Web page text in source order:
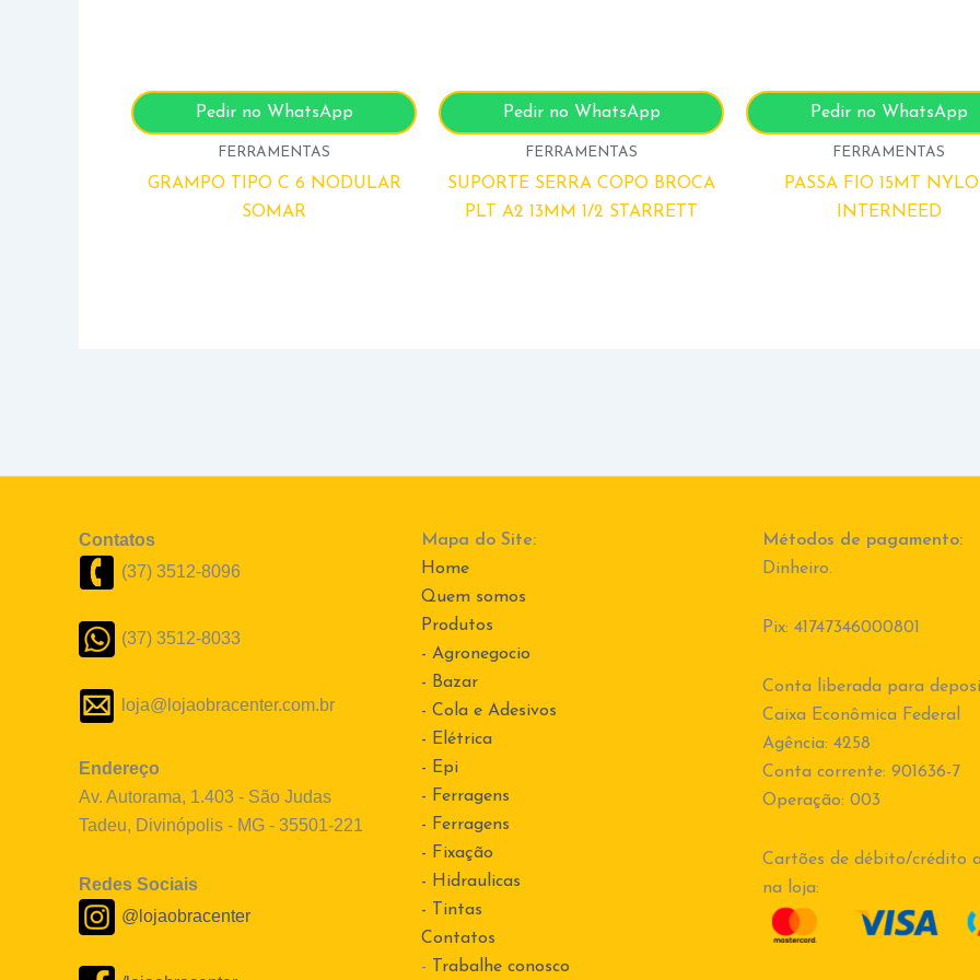
Pedir no WhatsApp
FERRAMENTAS
GRAMPO TIPO C 6 NODULAR
SOMAR
Pedir no WhatsApp
FERRAMENTAS
SUPORTE SERRA COPO BROCA
PLT A2 13MM 1/2 STARRETT
Pedir no WhatsApp
FERRAMENTAS
PASSA FIO 15MT
INTERNEED
Contatos
(37) 3512-8096
(37) 3512-8033
loja@lojaobracenter.com.br
Endereço
Av. Autorama, 1.403 - São Judas
Tadeu, Divinópolis - MG - 35501-221
Redes Sociais
@lojaobracenter
Mapa do Site:
Home
Quem somos
Produtos
- Agronegocio
- Bazar
- Cola e Adesivos
- Elétrica
- Epi
- Ferragens
- Ferragens
- Fixação
- Hidraulicas
- Tintas
Contatos
-
Trabalhe conosco
Métodos de pagamento:
Dinheiro.
Pix: 41747346000801
Conta liberada para
Caixa Econômica Federal
Agência: 4258
Conta corrente: 901636-7
Operação: 003
Cartões de débito/crédito
na loja: